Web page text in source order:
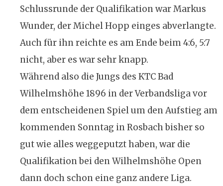
Schlussrunde der Qualifikation war Markus
Wunder, der Michel Hopp einges abverlangte.
Auch für ihn reichte es am Ende beim 4:6, 5:7
nicht, aber es war sehr knapp.
Während also die Jungs des KTC Bad
Wilhelmshöhe 1896 in der Verbandsliga vor
dem entscheidenen Spiel um den Aufstieg am
kommenden Sonntag in Rosbach bisher so
gut wie alles weggeputzt haben, war die
Qualifikation bei den Wilhelmshöhe Open
dann doch schon eine ganz andere Liga.